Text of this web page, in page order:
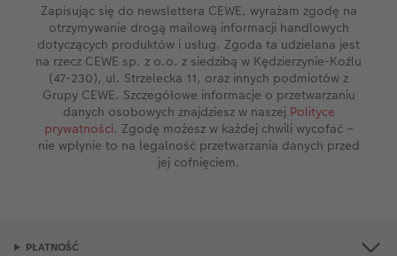
Zapisując się do newslettera CEWE, wyrażam zgodę na
otrzymywanie drogą mailową informacji handlowych
dotyczących produktów i usług. Zgoda ta udzielana jest
na rzecz CEWE sp. z o.o. z siedzibą w Kędzierzynie-Koźlu
(47-230), ul. Strzelecka 11, oraz innych podmiotów z
Grupy CEWE. Szczegółowe informacje o przetwarzaniu
danych osobowych znajdziesz w naszej Polityce
prywatności. Zgodę możesz w każdej chwili wycofać –
nie wpłynie to na legalność przetwarzania danych przed
jej cofnięciem.
PŁATNOŚĆ